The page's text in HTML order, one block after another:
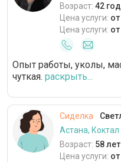
Возраст: 42
Цена услуги:
Цена услуги:
Опыт работы, уколы,
чуткая. раскрыть...
Сиделка
Астана, Коктал
Возраст: 58 лет
Цена услуги: